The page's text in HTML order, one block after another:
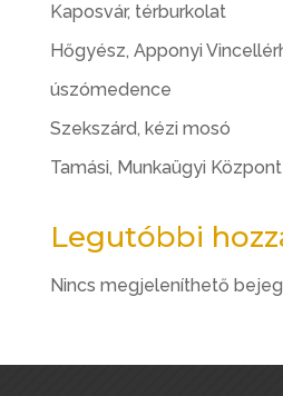
Kaposvár, térburkolat
Hőgyész, Apponyi
úszómedence
Szekszárd, kézi mosó
Tamási, Munkaügyi Központ
Legutóbbi
Nincs megjeleníthető